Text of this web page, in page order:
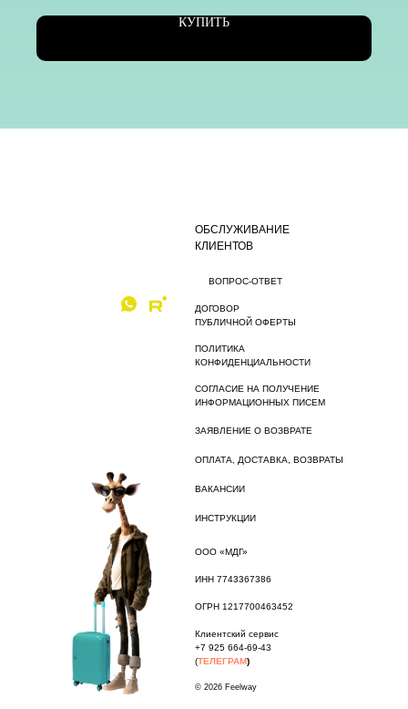
КУПИТЬ
ОБСЛУЖИВАНИЕ
КЛИЕНТОВ
ВОПРОС-ОТВЕТ
ДОГОВОР
ПУБЛИЧНОЙ ОФЕРТЫ
ПОЛИТИКА
КОНФИДЕНЦИАЛЬНОСТИ
© 2026 Feelway
ООО «МДГ»
ИНН 7743367386
ОГРН 1217700463452
Клиентский сервис
+7 925 664-69-43
(ТЕЛЕГРАМ)
ЗАЯВЛЕНИЕ О ВОЗВРАТЕ
ВАКАНСИИ
ИНСТРУКЦИИ
ОПЛАТА, ДОСТАВКА, ВОЗВРАТЫ
СОГЛАСИЕ НА ПОЛУЧЕНИЕ
ИНФОРМАЦИОННЫХ ПИСЕМ